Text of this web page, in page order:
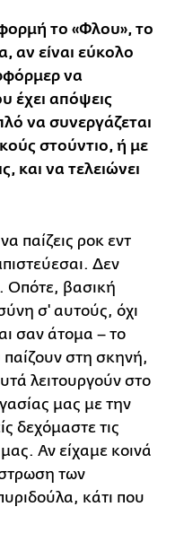
το «Φλου», το
αν είναι εύκολο
να
έχει απόψεις
να συνεργάζεται
στούντιο, ή με
και να τελειώνει
παίζεις ροκ εντ
Δεν
Οπότε, βασική
σ' αυτούς, όχι
σαν άτομα – το
στη σκηνή,
λειτουργούν στο
μας με την
δεχόμαστε τις
Αν είχαμε κοινά
των
κάτι που